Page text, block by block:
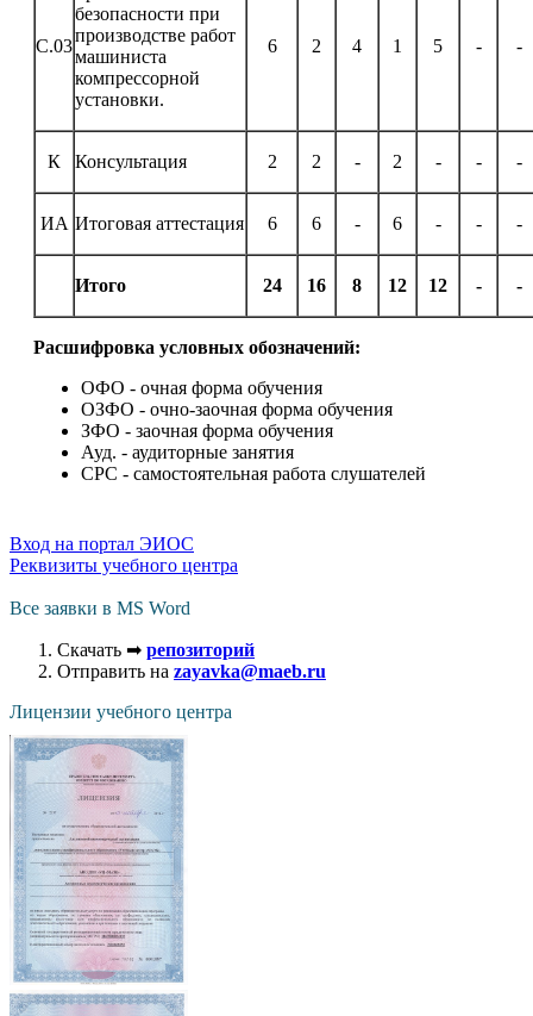
С.03
безопасности при
производстве работ
машиниста
компрессорной
установки.
6 2 4 1 5 - -
К Консультация 2 2 - 2 - - -
ИА Итоговая аттестация 6 6 - 6 - - -
Итого 24 16 8 12 12 - -
Расшифровка условных обозначений:
ОФО - очная форма обучения
ОЗФО - очно-заочная форма обучения
ЗФО - заочная форма обучения
Ауд. - аудиторные занятия
СРС - самостоятельная работа слушателей
Вход на портал ЭИОС
Реквизиты учебного центра
Все заявки в MS Word
Скачать ➡ репозиторий
Отправить на zayavka@maeb.ru
Лицензии учебного центра